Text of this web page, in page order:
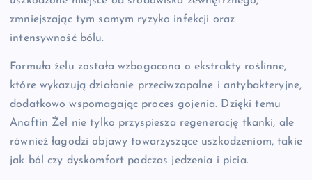
zmniejszając tym samym ryzyko infekcji oraz
intensywność bólu.
Formuła żelu została wzbogacona o ekstrakty roślinne,
które wykazują działanie przeciwzapalne i antybakteryjne,
dodatkowo wspomagając proces gojenia. Dzięki temu
Anaftin Żel nie tylko przyspiesza regenerację tkanki, ale
również łagodzi objawy towarzyszące uszkodzeniom, takie
jak ból czy dyskomfort podczas jedzenia i picia.